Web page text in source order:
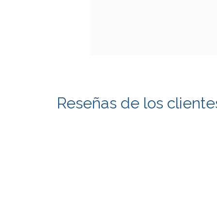
Reseñas de los